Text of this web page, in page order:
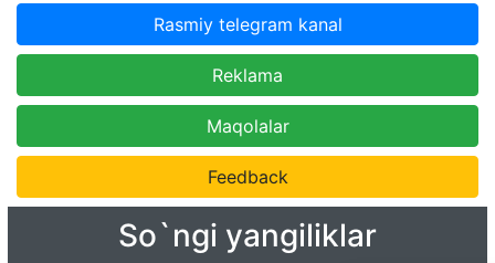
Rasmiy telegram kanal
Reklama
Maqolalar
Feedback
So`ngi yangiliklar